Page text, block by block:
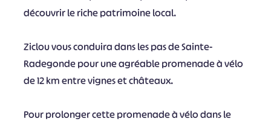
découvrir le riche patrimoine local.
Ziclou vous conduira dans les pas de Sainte-
Radegonde pour une agréable promenade à vélo
de 12 km entre vignes et châteaux.
Pour prolonger cette promenade à vélo dans le